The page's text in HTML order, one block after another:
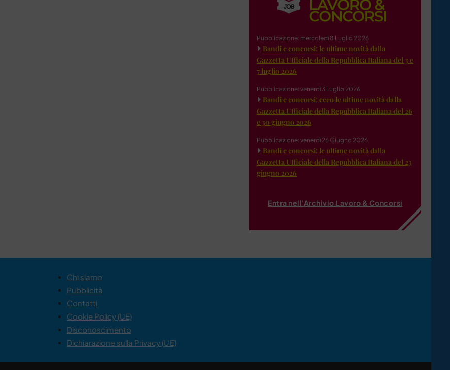
Pubblicazione: mercoledì 8 Luglio 2026
Bandi e concorsi: le ultime novità dalla
Gazzetta Ufficiale della Repubblica Italiana del 3 e
7 luglio 2026
Pubblicazione: venerdì 3 Luglio 2026
Bandi e concorsi: ecco le ultime novità dalla
Gazzetta Ufficiale della Repubblica Italiana del 26
e 30 giugno 2026
Pubblicazione: venerdì 26 Giugno 2026
Bandi e concorsi: le ultime novità dalla
Gazzetta Ufficiale della Repubblica Italiana del 23
giugno 2026
Entra nell'Archivio Lavoro & Concorsi
Chi siamo
Pubblicità
Contatti
Cookie Policy (UE)
Disconoscimento
Dichiarazione sulla Privacy (UE)